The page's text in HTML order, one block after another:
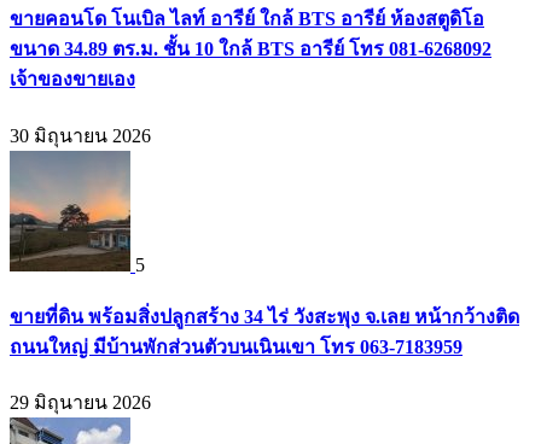
ขายคอนโด โนเบิล ไลท์ อารีย์ ใกล้ BTS อารีย์ ห้องสตูดิโอ
ขนาด 34.89 ตร.ม. ชั้น 10 ใกล้ BTS อารีย์ โทร 081-6268092
เจ้าของขายเอง
30 มิถุนายน 2026
5
ขายที่ดิน พร้อมสิ่งปลูกสร้าง 34 ไร่ วังสะพุง จ.เลย หน้ากว้างติด
ถนนใหญ่ มีบ้านพักส่วนตัวบนเนินเขา โทร 063-7183959
29 มิถุนายน 2026